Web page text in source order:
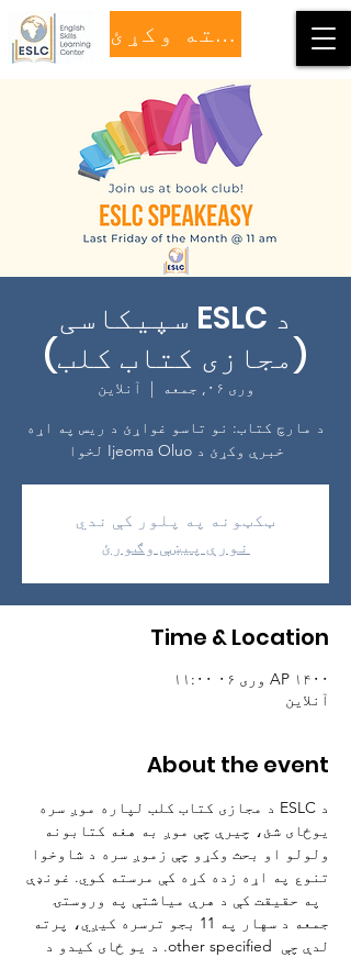
مرسته وکړئ
د ESLC سپیکاسی
(مجازی کتاب کلب)
وری ۰۶, جمعه
  |
آنلاین
د مارچ کتاب: نو تاسو غواړئ د ریس په اړه
خبرې وکړئ د Ijeoma Oluo لخوا
ټکټونه په پلور کې ندي
نورې پیښې وګورئ
Time & Location
AP ۱۴۰۰ وری ۰۶ ۱۱:۰۰
آنلاین
About the event
د ESLC د مجازی کتاب کلب لپاره موږ سره
یوځای شئ، چیرې چې موږ به هغه کتابونه
ولولو او بحث وکړو چې زموږ سره د شاوخوا
تنوع په اړه زده کړه کې مرسته کوي. غونډې
په حقیقت کې د هرې میاشتې په وروستۍ
جمعه د سهار په 11 بجو ترسره کیږي، پرته
لدې چې  other specified. د یو ځای کیدو د